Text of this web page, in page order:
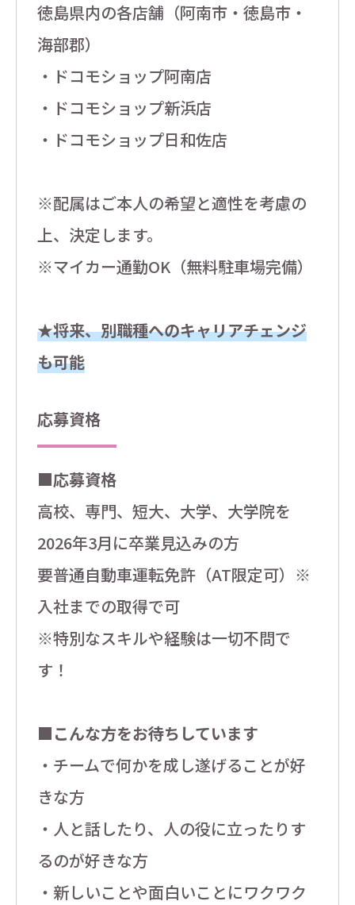
徳島県内の各店舗（阿南市・徳島市・
海部郡）
・ドコモショップ阿南店
・ドコモショップ新浜店
・ドコモショップ日和佐店
※配属はご本人の希望と適性を考慮の
上、決定します。
※マイカー通勤OK（無料駐車場完備）
★将来、別職種へのキャリアチェンジ
も可能
応募資格
■応募資格
高校、専門、短大、大学、大学院を
2026年3月に卒業見込みの方
要普通自動車運転免許（AT限定可）※
入社までの取得で可
※特別なスキルや経験は一切不問で
す！
■こんな方をお待ちしています
・チームで何かを成し遂げることが好
きな方
・人と話したり、人の役に立ったりす
るのが好きな方
・新しいことや面白いことにワクワク